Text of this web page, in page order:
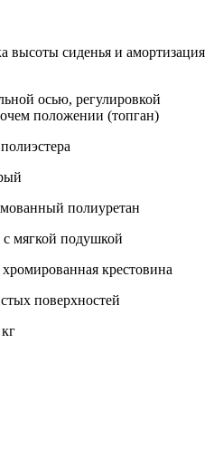
высоты сиденья и амортизация
осью, регулировкой
положении (топган)
полиуретан
мягкой подушкой
крестовина
поверхностей